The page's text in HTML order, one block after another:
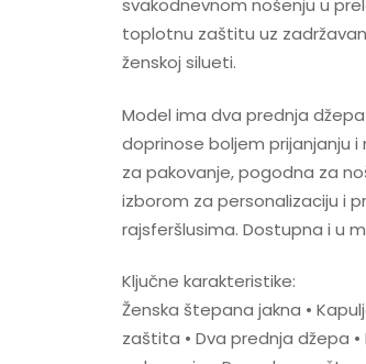
svakodnevnom nošenju u
toplotnu zaštitu uz
ženskoj silueti.
Model ima dva prednja
doprinose boljem prijanjanju
za pakovanje, pogodna za
izborom za personalizaciju i
rajsferšlusima. Dostupna i u
Ključne karakteristike:
Ženska štepana jakna •
zaštita • Dva prednja džepa